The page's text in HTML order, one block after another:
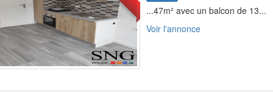
...47m² avec un balcon de 13...
Voir l'annonce